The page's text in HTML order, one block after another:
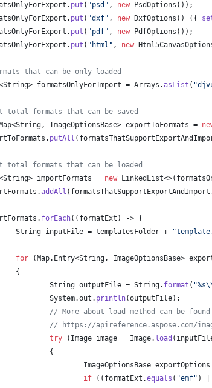
. put ( "psd" , new PsdOptions ());
. put ( "dxf" , new DxfOptions () {{
. put ( "pdf" , new PdfOptions ());
. put ( "html" , new
that can be only loaded
String> formatsOnlyForImport = Arrays .asList (
total formats that can be saved
<String, ImageOptionsBase> exportToFormats =
. putAll (
total formats that can be loaded
String> importFormats = new LinkedList<>(
.addAll ( formatsThatSupportExportAndImport
. forEach(( formatExt ) -> {
String inputFile = templatesFolder +
for ( Map. Entry<String, ImageOptionsBase>
	{
String outputFile = String. format ( "%s
System.out . println(outputFile);
// More about load method can be
// https://apireference.aspose.com/
try ( Image image = Image. load (
		{
ImageOptionsBase exportOptions
if (( formatExt .equals ( "emf" )